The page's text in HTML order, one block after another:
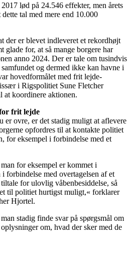
lød på 24.546 effekter, men årets
tal med mere end 10.000
der er blevet indleveret et rekordhøjt
glade for, at så mange borgere har
anno 2024. Der er tale om tusindvis
og dermed ikke kan havne i
hovedformålet med frit lejde-
i Rigspolitiet Sune Fletcher
koordinere aktionen.
frit lejde
er ovre, er det stadig muligt at aflevere
opfordres til at kontakte politiet
for eksempel i forbindelse med et
for eksempel er kommet i
forbindelse med overtagelsen af et
for ulovlig våbenbesiddelse, så
til politiet hurtigst muligt,« forklarer
Hjortel.
stadig finde svar på spørgsmål om
om, hvad der sker med de